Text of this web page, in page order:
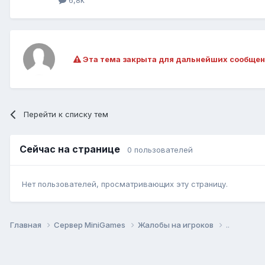
Эта тема закрыта для дальнейших
Перейти к списку тем
Сейчас на странице 0 пользователей
Нет пользователей, просматривающих эту страницу.
Главная Сервер MiniGames Жалобы на игроков ..